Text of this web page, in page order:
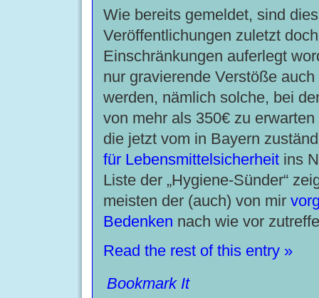
Wie bereits gemeldet, sind
Veröffentlichungen zuletzt
Einschränkungen auferlegt
nur gravierende Verstöße
werden, nämlich solche, bei
von mehr als 350€ zu
die jetzt vom in Bayern
für Lebensmittelsicherheitins
Liste der „Hygiene-Sünder“
meisten der (auch) von mir
Bedenken nach wie vor
Read the rest of this entry »
Bookmark It